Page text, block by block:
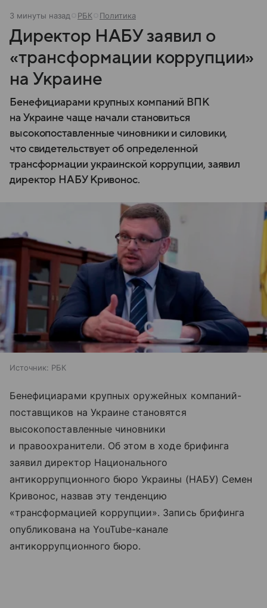
3 минуты назад РБК Политика
Директор НАБУ заявил о
«трансформации коррупции»
на Украине
Бенефициарами крупных компаний ВПК
на Украине чаще начали становиться
высокопоставленные чиновники и силовики,
что свидетельствует об определенной
трансформации украинской коррупции, заявил
директор НАБУ Кривонос.
Источник: РБК
Бенефициарами крупных оружейных компаний-
поставщиков на Украине становятся
высокопоставленные чиновники
и правоохранители. Об этом в ходе брифинга
заявил директор Национального
антикоррупционного бюро Украины (НАБУ) Семен
Кривонос, назвав эту тенденцию
«трансформацией коррупции». Запись брифинга
опубликована на YouTube-канале
антикоррупционного бюро.